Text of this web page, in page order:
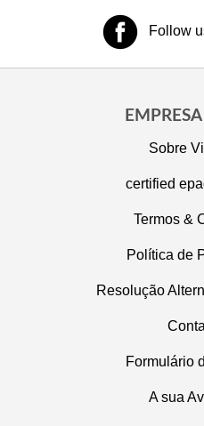
Follow
Sobre
certified
Termos &
Política de
Resolução
Formulário
A sua